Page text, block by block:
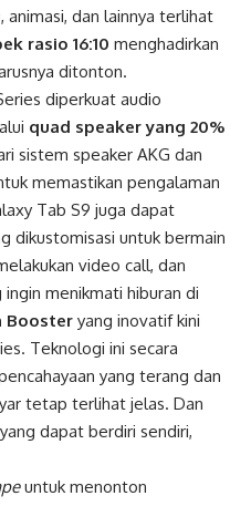
dan lainnya terlihat
rasio 16:10 menghadirkan
ditonton.
diperkuat audio
quad speaker yang 20%
sistem speaker AKG dan
memastikan pengalaman
Tab S9 juga dapat
dikustomisasi untuk bermain
video call, dan
menikmati hiburan di
Booster yang inovatif kini
Teknologi ini secara
yang terang dan
tetap terlihat jelas. Dan
yang dapat berdiri sendiri,
untuk menonton